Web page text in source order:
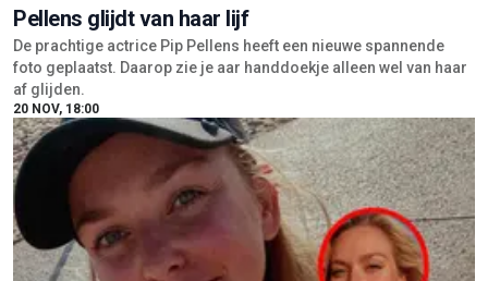
Pellens glijdt van haar lijf
De prachtige actrice Pip Pellens heeft een nieuwe spannende
foto geplaatst. Daarop zie je aar handdoekje alleen wel van haar
af glijden.
20 NOV, 18:00